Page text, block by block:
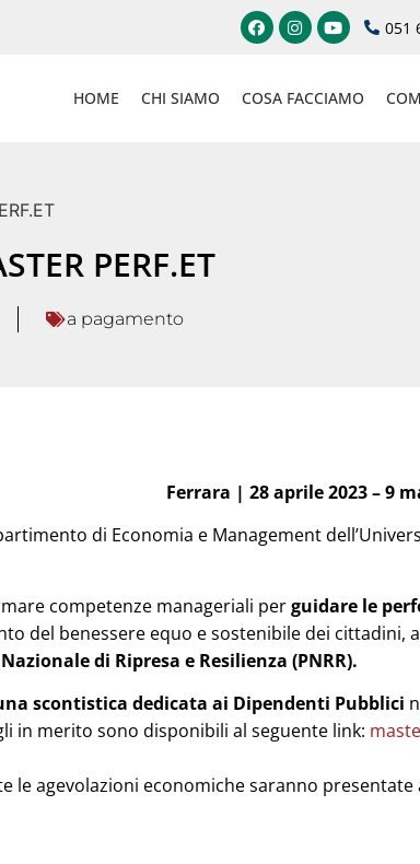
051
HOME CHI SIAMO COSA FACCIAMO
PERF.ET
a pagamento
Ferrara | 28 aprile 2023 – 9
di Economia e Management
competenze manageriali perguidare le
del benessere equo e sostenibile dei cittadini,
di Ripresa e Resilienza (PNRR).
scontistica dedicata ai Dipendenti Pubblici
in merito sono disponibili al seguente link:
le agevolazioni economiche saranno presentate